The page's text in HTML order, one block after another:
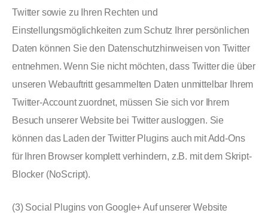
Twitter sowie zu Ihren Rechten und
Einstellungsmöglichkeiten zum Schutz Ihrer persönlichen
Daten können Sie den Datenschutzhinweisen von Twitter
entnehmen. Wenn Sie nicht möchten, dass Twitter die über
unseren Webauftritt gesammelten Daten unmittelbar Ihrem
Twitter-Account zuordnet, müssen Sie sich vor Ihrem
Besuch unserer Website bei Twitter ausloggen. Sie
können das Laden der Twitter Plugins auch mit Add-Ons
für Ihren Browser komplett verhindern, z.B. mit dem Skript-
Blocker (NoScript).
(3) Social Plugins von Google+ Auf unserer Website